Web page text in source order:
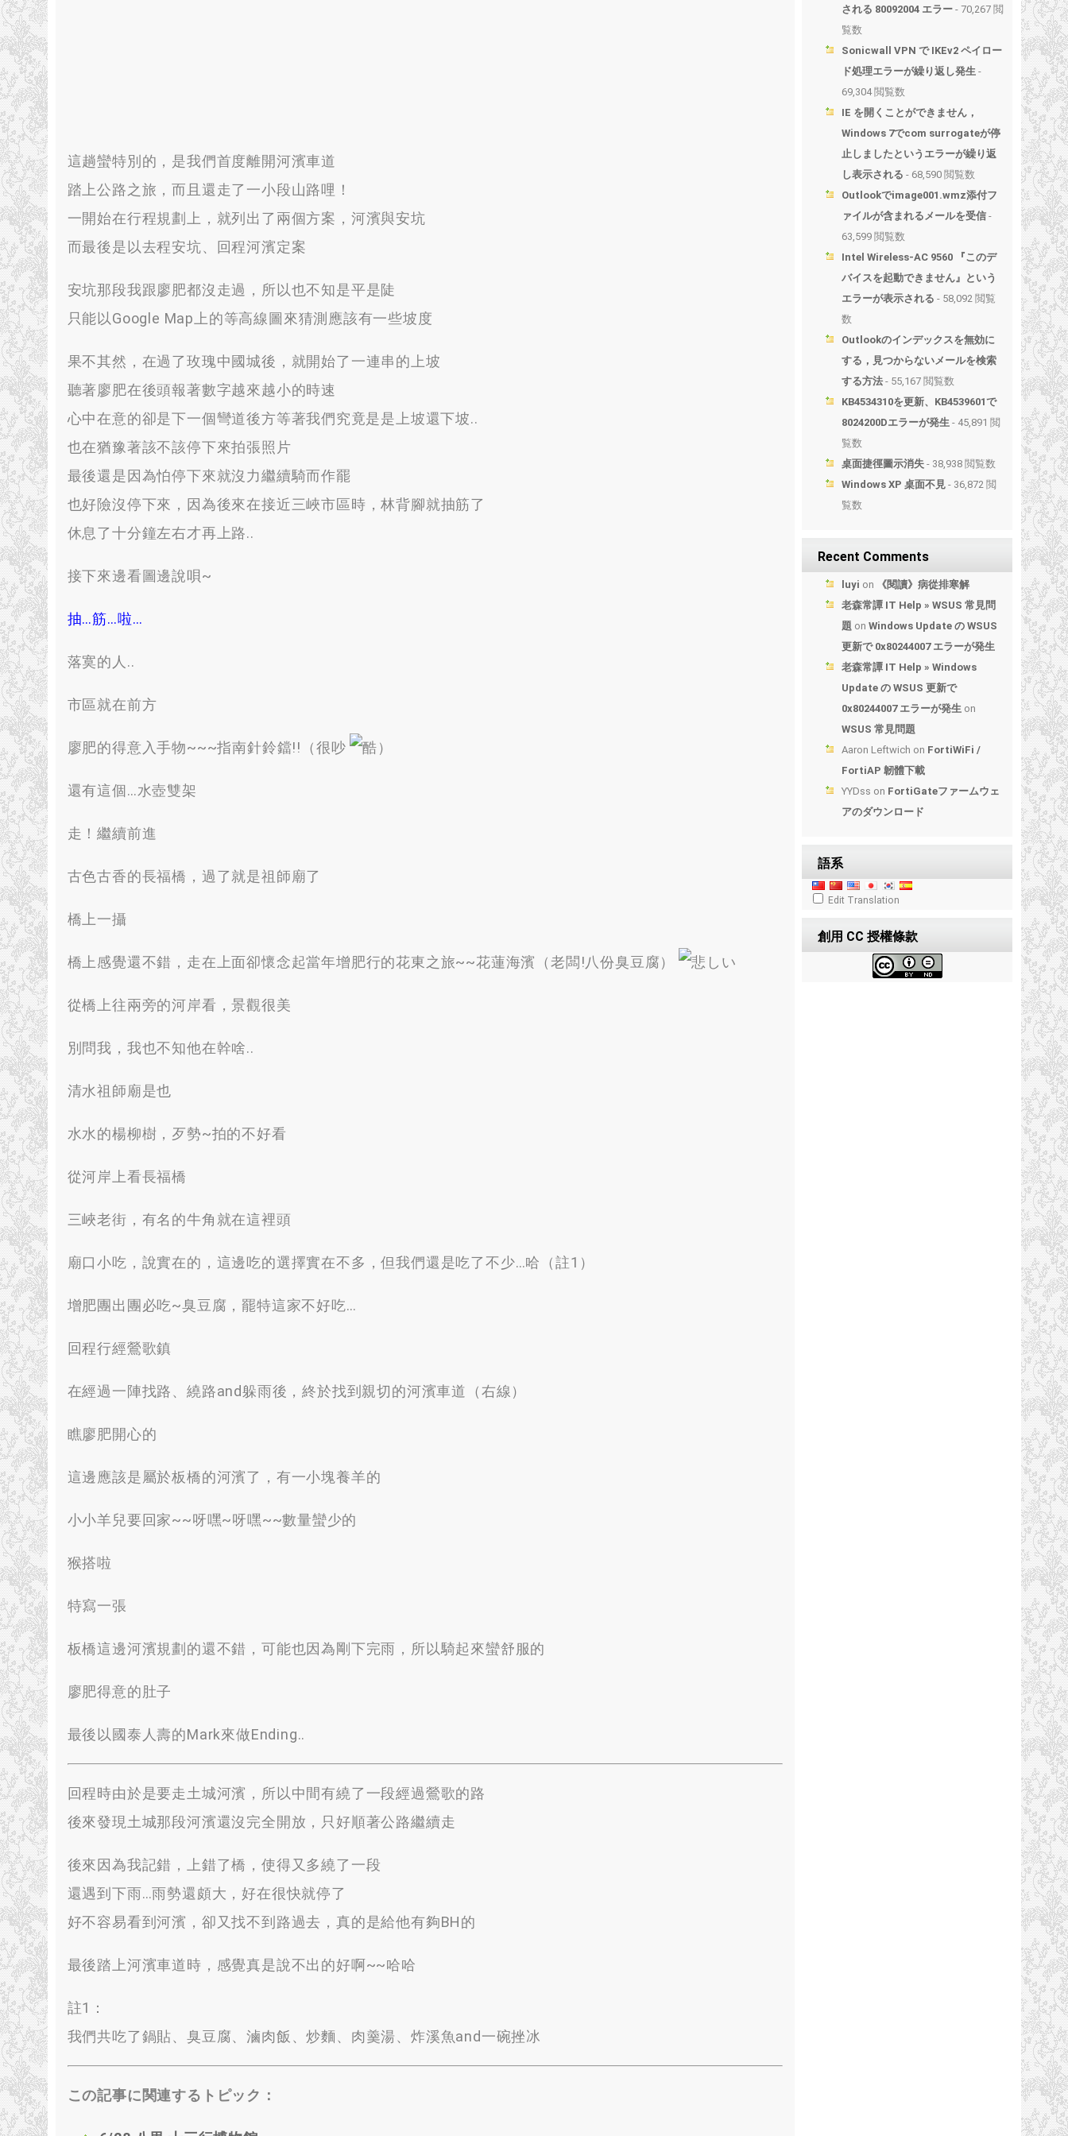
這趟蠻特別的 ， 是我們首度離開河濱車道
踏上公路之旅 ，而且還走了一小段山路哩！
一開始在行程規劃上 ， 就列出了兩個方案 ， 河濱與安坑
而最後是以去程安坑、 回程河濱定案
安坑那段我跟廖肥都沒走過 ， 所以也不知是平是陡
只能以Google Map上的等高線圖來猜測應該有一些坡度
果不其然 ， 在過了玫瑰中國城後 ， 就開始了一連串的上坡
聽著廖肥在後頭報著數字越來越小的時速
心中在意的卻是下一個彎道後方等著我們究竟是是上坡還下坡..
也在猶豫著該不該停下來拍張照片
最後還是因為怕停下來就沒力繼續騎而作罷
也好險沒停下來 ， 因為後來在接近三峽市區時 ，林背腳就抽筋了
休息了十分鐘左右才再上路..
接下來邊看圖邊說唄~
抽…筋…啦…
落寞的人..
市區就在前方
廖肥的得意入手物~~~指南針鈴鐺!! （很吵 ）
還有這個…水壺雙架
走！繼續前進
古色古香的長福橋 ， 過了就是祖師廟了
橋上一攝
橋上感覺還不錯 ， 走在上面卻懷念起當年增肥行的花東之旅~~花蓮海濱（老闆 !八份臭豆腐）
從橋上往兩旁的河岸看 ，景觀很美
別問我 ， 我也不知他在幹啥..
清水祖師廟是也
水水的楊柳樹 ， 歹勢~拍的不好看
從河岸上看長福橋
三峽老街 ， 有名的牛角就在這裡頭
廟口小吃 ， 說實在的 ， 這邊吃的選擇實在不多 ，但我們還是吃了不少…哈（註1）
增肥團出團必吃~臭豆腐 ， 罷特這家不好吃…
回程行經鶯歌鎮
在經過一陣找路、 繞路and躲雨後 ，終於找到親切的河濱車道（右線）
瞧廖肥開心的
這邊應該是屬於板橋的河濱了 ， 有一小塊養羊的
小小羊兒要回家~~呀嘿~呀嘿~~數量蠻少的
猴搭啦
特寫一張
板橋這邊河濱規劃的還不錯 ， 可能也因為剛下完雨 ， 所以騎起來蠻舒服的
廖肥得意的肚子
最後以國泰人壽的Mark來做Ending..
回程時由於是要走土城河濱 ， 所以中間有繞了一段經過鶯歌的路
後來發現土城那段河濱還沒完全開放 ， 只好順著公路繼續走
後來因為我記錯 ， 上錯了橋 ， 使得又多繞了一段
還遇到下雨…雨勢還頗大 ，好在很快就停了
好不容易看到河濱 ， 卻又找不到路過去 ， 真的是給他有夠BH的
最後踏上河濱車道時 ， 感覺真是說不出的好啊~~哈哈
註1 ：
我們共吃了鍋貼、 臭豆腐、滷肉飯 、炒麵、 肉羹湯、 炸溪魚and一碗挫冰
この記事に関連するトピック：
される 80092004 エラー - 70,267 閲
覧数
Sonicwall VPN で IKEv2 ペイロー
ド処理エラーが繰り返し発生 -
69,304 閲覧数
IE を開くことができません，
Windows 7でcom surrogateが停
止しましたというエラーが繰り返
し表示される - 68,590 閲覧数
Outlookでimage001.wmz添付フ
ァイルが含まれるメールを受信 -
63,599 閲覧数
Intel Wireless-AC 9560 『このデ
バイスを起動できません』という
エラーが表示される - 58,092 閲覧
数
Outlookのインデックスを無効に
する，見つからないメールを検索
する方法 - 55,167 閲覧数
KB4534310を更新、KB4539601で
8024200Dエラーが発生 - 45,891 閲
覧数
桌面捷徑圖示消失 - 38,938 閲覧数
Windows XP 桌面不見 - 36,872 閲
覧数
Recent Comments
luyi on
《閱讀》病從排寒解
老森常譚 IT Help » WSUS 常見問
題 on Windows Update の WSUS
更新で 0x80244007 エラーが発生
老森常譚 IT Help » Windows
Update の WSUS 更新で
0x80244007 エラーが発生 on
WSUS 常見問題
Aaron Leftwich on FortiWiFi /
FortiAP 韌體下載
YYDss on FortiGateファームウェ
アのダウンロード
語系
Edit Translation
創用 CC 授權條款